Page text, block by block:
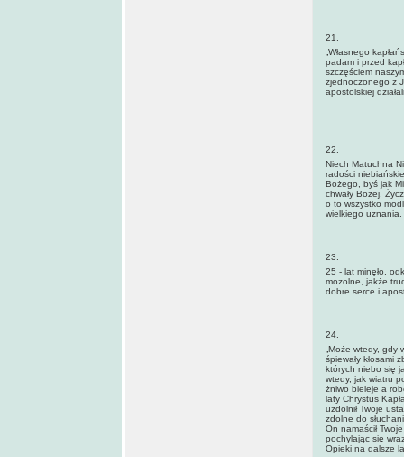
21.
„Własnego
padam i przed
szczęściem
zjednoczonego z
apostolskiej
22.
Niech Matuchna
radości
Bożego, byś jak
chwały Bożej.
o to wszystko
wielkiego uznania.
23.
25 - lat minęło,
mozolne, jakże
dobre serce i
24.
„Może wtedy, gdy
śpiewały kłosami
których niebo się
wtedy, jak wiatru
żniwo bieleje a
laty Chrystus
uzdolnił Twoje
zdolne do
On namaścił
pochylając się
Opieki na dalsze